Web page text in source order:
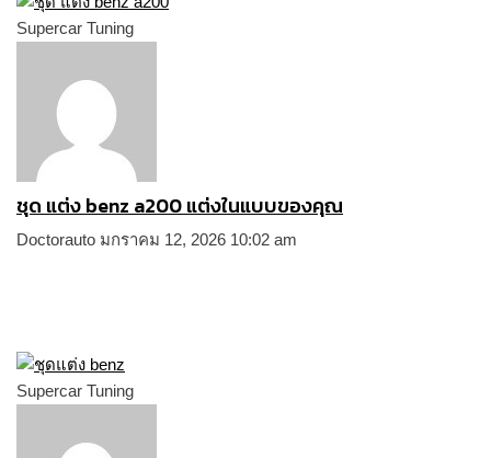
Supercar Tuning
ชุด แต่ง benz a200 แต่งในแบบของคุณ
Doctorauto มกราคม 12, 2026 10:02 am
Supercar Tuning